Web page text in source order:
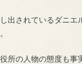
出されているダニ
所の人物の態度も事